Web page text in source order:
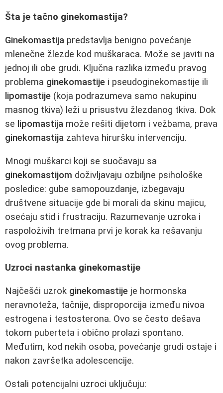
Šta je tačno ginekomastija?
Ginekomastija predstavlja benigno povećanje
mlenečne žlezde kod muškaraca. Može se javiti na
jednoj ili obe grudi. Ključna razlika između pravog
problema ginekomastije i pseudoginekomastije ili
lipomastije (koja podrazumeva samo nakupinu
masnog tkiva) leži u prisustvu žlezdanog tkiva. Dok
se lipomastija može rešiti dijetom i vežbama, prava
ginekomastija zahteva hiruršku intervenciju.
Mnogi muškarci koji se suočavaju sa
ginekomastijom doživljavaju ozbiljne psihološke
posledice: gube samopouzdanje, izbegavaju
društvene situacije gde bi morali da skinu majicu,
osećaju stid i frustraciju. Razumevanje uzroka i
raspoloživih tretmana prvi je korak ka rešavanju
ovog problema.
Uzroci nastanka ginekomastije
Najčešći uzrok ginekomastije je hormonska
neravnoteža, tačnije, disproporcija između nivoa
estrogena i testosterona. Ovo se često dešava
tokom puberteta i obično prolazi spontano.
Međutim, kod nekih osoba, povećanje grudi ostaje i
nakon završetka adolescencije.
Ostali potencijalni uzroci uključuju: